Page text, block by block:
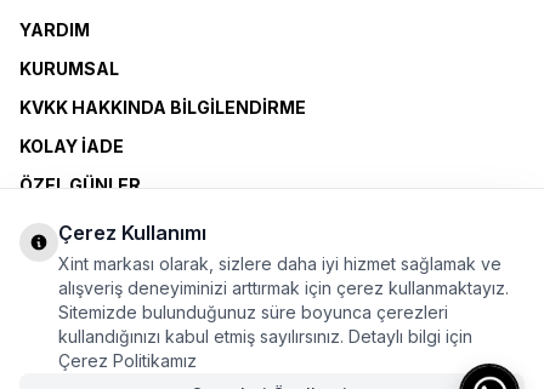
YARDIM
KURUMSAL
KVKK HAKKINDA BILGILENDIRME
KOLAY İADE
ÖZEL GÜNLER
XINT CLUB
BAYI OLMAK İSTIYORUM
ÜYELİK SÖZLEŞMESİ
MESAFELİ SATIŞ SÖZLEŞMESİ
KİŞİSEL VERİLERE İLİŞKİN BİLGİLENDİRME
Çerez Kullanımı
Xint markası olarak, sizlere daha iyi hizmet sağlamak ve
alışveriş deneyiminizi arttırmak için çerez kullanmaktayız.
Sitemizde bulunduğunuz süre boyunca çerezleri
kullandığınızı kabul etmiş sayılırsınız. Detaylı bilgi için
Çerez Politikamız